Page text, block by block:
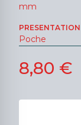
mm
PRESENTATION
Poche
8,80 €